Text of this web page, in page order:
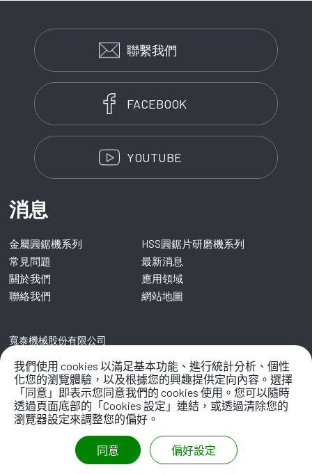
消息
金屬圓鋸機系列
HSS圓鋸片研磨機系列
常見問題
最新消息
關於我們
應用領域
聯絡我們
網站地圖
寬泰機械股份有限公司
41282台中市 大里區 仁美路109巷8號
TEL:+886-4-2338 8968/ EMAIL:info@kentai.com.tw
聯繫我們
FACEBOOK
YOUTUBE
2021 © 寬泰機械股份有限公司All Rights Reserved.
我們使用 cookies 以滿足基本功能、進行統計分析、個性
化您的瀏覽體驗，以及根據您的興趣提供定向內容。選擇
「同意」即表示您同意我們的 cookies 使用。您可以隨時
透過頁面底部的「Cookies 設定」連結，或透過清除您的
瀏覽器設定來調整您的偏好。
同意 偏好設定